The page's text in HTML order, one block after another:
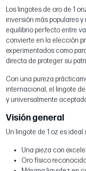
Los lingotes de oro de 1
inversión más populares
equilibrio perfecto entre
convierte en la elección
experimentados como
directa de proteger su
Con una pureza
internacional, el lingote
y universalmente
Visión general
Un lingote de 1 oz es ideal
Una pieza con
Oro físico